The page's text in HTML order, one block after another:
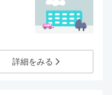
詳細をみる